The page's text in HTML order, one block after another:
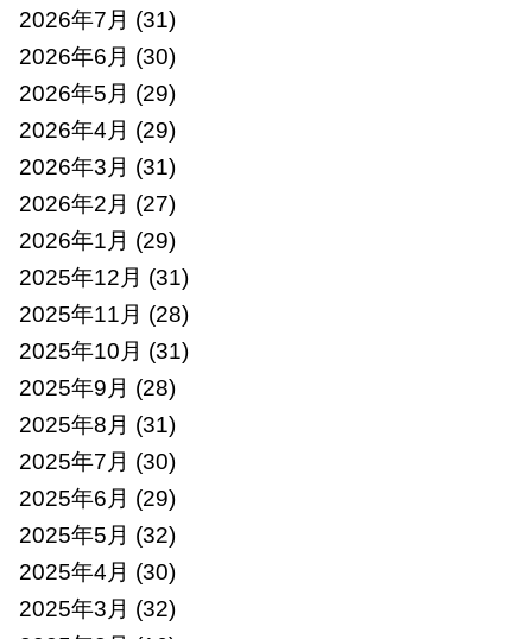
2026年7月 (31)
2026年6月 (30)
2026年5月 (29)
2026年4月 (29)
2026年3月 (31)
2026年2月 (27)
2026年1月 (29)
2025年12月 (31)
2025年11月 (28)
2025年10月 (31)
2025年9月 (28)
2025年8月 (31)
2025年7月 (30)
2025年6月 (29)
2025年5月 (32)
2025年4月 (30)
2025年3月 (32)